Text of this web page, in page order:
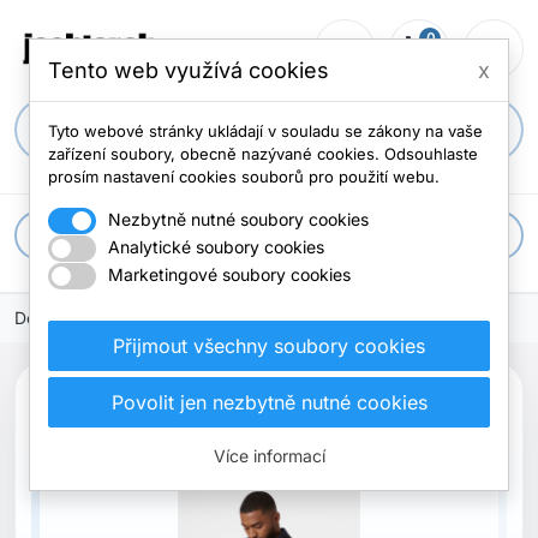
search
person_outline shopping_cart
0 menu
apps Všechny kategorie
Domů
Tento web využívá cookies x
Tyto webové stránky ukládají v souladu se zákony na vaše
zařízení soubory, obecně nazývané cookies. Odsouhlaste
prosím nastavení cookies souborů pro použití webu.
Nezbytně nutné soubory cookies
Analytické soubory cookies
Marketingové soubory cookies
Přijmout všechny soubory cookies
Povolit jen nezbytně nutné cookies
Více informací